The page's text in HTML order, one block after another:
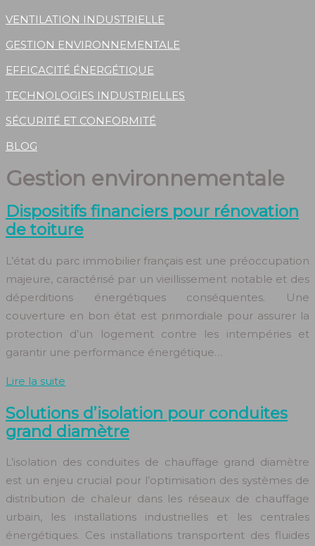
VENTILATION INDUSTRIELLE
GESTION ENVIRONNEMENTALE
EFFICACITÉ ÉNERGÉTIQUE
TECHNOLOGIES INDUSTRIELLES
SÉCURITÉ ET CONFORMITÉ
BLOG
Gestion environnementale
Dispositifs financiers pour rénovation
de toiture
L’état du parc immobilier français est une préoccupation
majeure, caractérisé par un vieillissement notable et des
déperditions énergétiques conséquentes. Une
couverture en bon état est primordiale pour assurer la
protection d’un logement contre les intempéries et
garantir une performance énergétique…
Lire la suite
Solutions d’isolation pour conduites
grand diamètre
L’isolation des conduites de chauffage grand diamètre
est un enjeu crucial pour l’optimisation des systèmes de
distribution de chaleur dans les réseaux de chauffage
urbain, les installations industrielles et les centrales
énergétiques. Ces installations transportent des fluides